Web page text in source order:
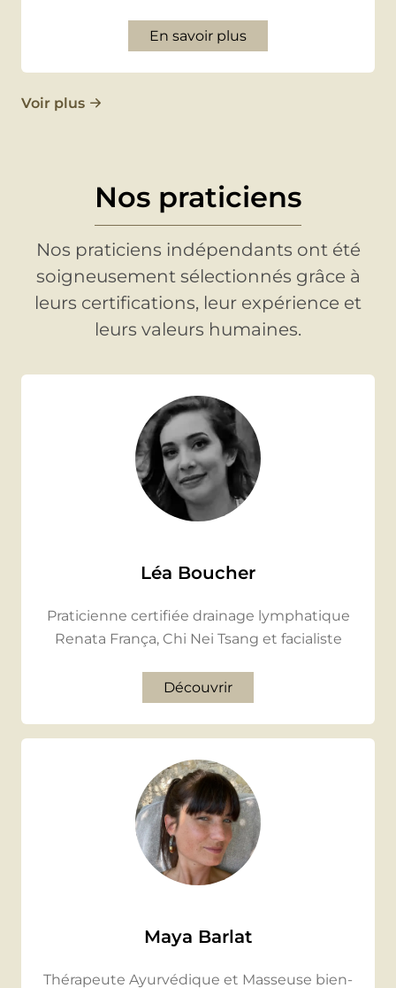
En savoir plus
Voir plus
Nos praticiens
Nos praticiens indépendants ont été
soigneusement sélectionnés grâce à
leurs certifications, leur expérience et
leurs valeurs humaines.
Léa Boucher
Praticienne certifiée drainage lymphatique
Renata França, Chi Nei Tsang et facialiste
Découvrir
Maya Barlat
Thérapeute Ayurvédique et Masseuse bien-